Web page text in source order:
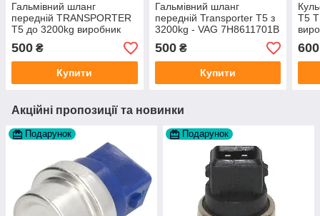
Гальмівний шланг
передній TRANSPORTER
T5 до 3200kg виробник
Meyle Німеччина
500 ₴
Купити
Гальмівний шланг
передній Transporter T5 з
3200kg - VAG 7H8611701B
виробник MEYLE
Німеччина
500₴
Купити
T5
600
Акційні пропозиції та новинки
Подарунок Подарунок